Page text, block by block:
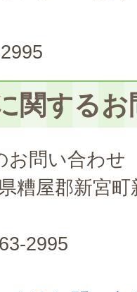
関する
お問い合わせ
糟屋郡新宮
2995